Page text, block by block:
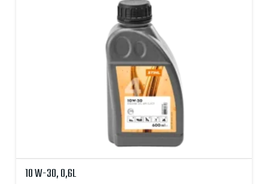
10 W-30, 0,6L